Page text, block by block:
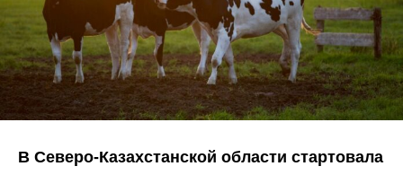
В Северо-Казахстанской области стартовала